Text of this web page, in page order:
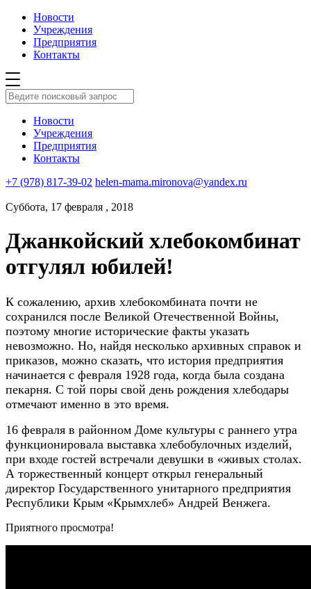
Новости
Учреждения
Предприятия
Контакты
Новости
Учреждения
Предприятия
Контакты
+7 (978) 817-39-02 helen-mama.mironova@yandex.ru
Суббота, 17 февраля , 2018
Джанкойский хлебокомбинат
отгулял юбилей!
К сожалению, архив хлебокомбината почти не
сохранился после Великой Отечественной Войны,
поэтому многие исторические факты указать
невозможно. Но, найдя несколько архивных справок и
приказов, можно сказать, что история предприятия
начинается с февраля 1928 года, когда была создана
пекарня. С той поры свой день рождения хлебодары
отмечают именно в это время.
16 февраля в районном Доме культуры с раннего утра
функционировала выставка хлебобулочных изделий,
при входе гостей встречали девушки в «живых столах.
А торжественный концерт открыл генеральный
директор Государственного унитарного предприятия
Республики Крым «Крымхлеб» Андрей Венжега.
Приятного просмотра!